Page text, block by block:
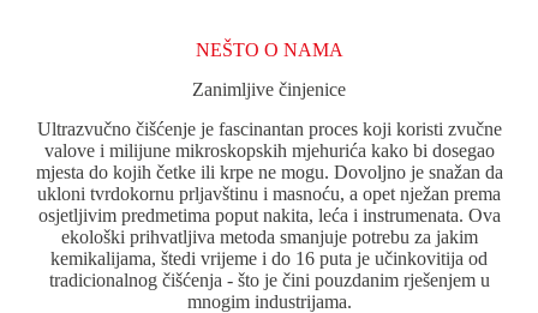
odabrati
na
stranici
proizvoda
NEŠTO O NAMA
Zanimljive činjenice
Ultrazvučno čišćenje je fascinantan proces koji koristi zvučne
valove i milijune mikroskopskih mjehurića kako bi dosegao
mjesta do kojih četke ili krpe ne mogu. Dovoljno je snažan da
ukloni tvrdokornu prljavštinu i masnoću, a opet nježan prema
osjetljivim predmetima poput nakita, leća i instrumenata. Ova
ekološki prihvatljiva metoda smanjuje potrebu za jakim
kemikalijama, štedi vrijeme i do 16 puta je učinkovitija od
tradicionalnog čišćenja - što je čini pouzdanim rješenjem u
mnogim industrijama.